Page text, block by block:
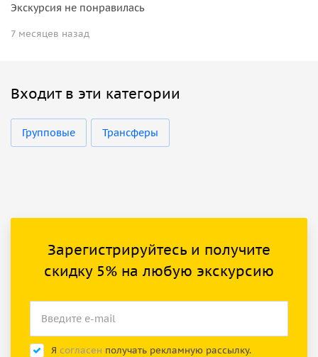
Экскурсия не понравилась
7 месяцев назад
Входит в эти категории
Групповые Трансферы
Зарегистрируйтесь и получите
скидку 5% на любую экскурсию
Я согласен получать рекламную рассылку.